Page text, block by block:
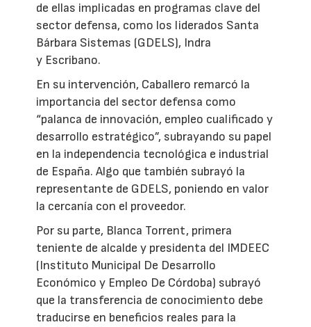
de ellas implicadas en programas clave del
sector defensa, como los liderados Santa
Bárbara Sistemas (GDELS), Indra
y Escribano.
En su intervención, Caballero remarcó la
importancia del sector defensa como
“palanca de innovación, empleo cualificado y
desarrollo estratégico”, subrayando su papel
en la independencia tecnológica e industrial
de España. Algo que también subrayó la
representante de GDELS, poniendo en valor
la cercanía con el proveedor.
Por su parte, Blanca Torrent, primera
teniente de alcalde y presidenta del IMDEEC
(Instituto Municipal De Desarrollo
Económico y Empleo De Córdoba) subrayó
que la transferencia de conocimiento debe
traducirse en beneficios reales para la